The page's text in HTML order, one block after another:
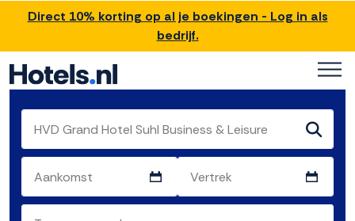
Direct 10% korting op al je boekingen - Log in als
bedrijf.